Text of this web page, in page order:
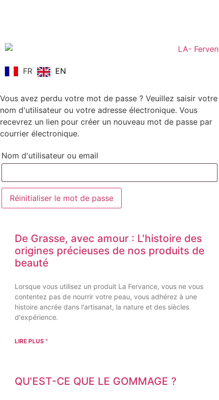
FR EN
Vous avez perdu votre mot de passe ? Veuillez saisir votre
nom d'utilisateur ou votre adresse électronique. Vous
recevrez un lien pour créer un nouveau mot de passe par
courrier électronique.
Nom d'utilisateur ou email
Réinitialiser le mot de passe
De Grasse, avec amour : L'histoire des
origines précieuses de nos produits de
beauté
Lorsque vous utilisez un produit La Fervance, vous ne vous
contentez pas de nourrir votre peau, vous adhérez à une
histoire ancrée dans l'artisanat, la nature et des siècles
d'expérience.
LIRE PLUS "
QU'EST-CE QUE LE GOMMAGE ?